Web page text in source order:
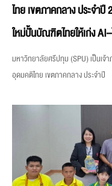
ไทย เขตภาคกลาง ประจำปี
ใหม่ปั้นบัณฑิตไทยให้เก่ง
มหาวิทยาลัยศรีปทุม (SPU) เป็นเ
อุดมคติไทย เขตภาคกลาง ประจำปี